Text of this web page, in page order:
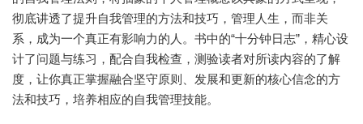
彻底讲透了提升自我管理的方法和技巧，管理人生，而非关
系，成为一个真正有影响力的人。书中的“十分钟日志”，精心设
计了问题与练习，配合自我检查，测验读者对所读内容的了解
度，让你真正掌握融合坚守原则、发展和更新的核心信念的方
法和技巧，培养相应的自我管理技能。